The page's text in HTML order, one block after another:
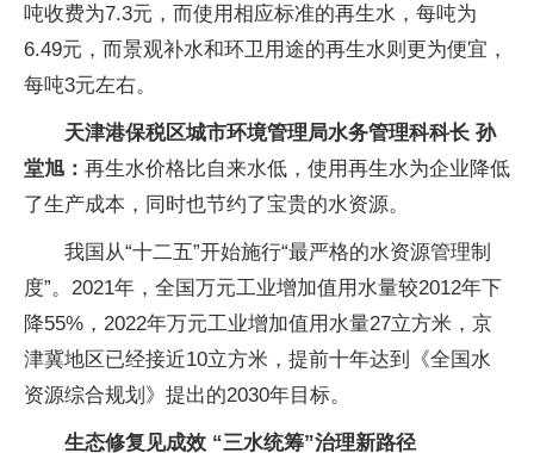
吨收费为7.3元，而使用相应标准的再生水，每吨为
6.49元，而景观补水和环卫用途的再生水则更为便宜，
每吨3元左右。
天津港保税区城市环境管理局水务管理科科长 孙
堂旭： 再生水价格比自来水低，使用再生水为企业降低
了生产成本，同时也节约了宝贵的水资源。
我国从“十二五”开始施行“最严格的水资源管理制
度”。2021年，全国万元工业增加值用水量较2012年下
降55%，2022年万元工业增加值用水量27立方米，京
津冀地区已经接近10立方米，提前十年达到《全国水
资源综合规划》提出的2030年目标。
生态修复见成效 “三水统筹”治理新路径